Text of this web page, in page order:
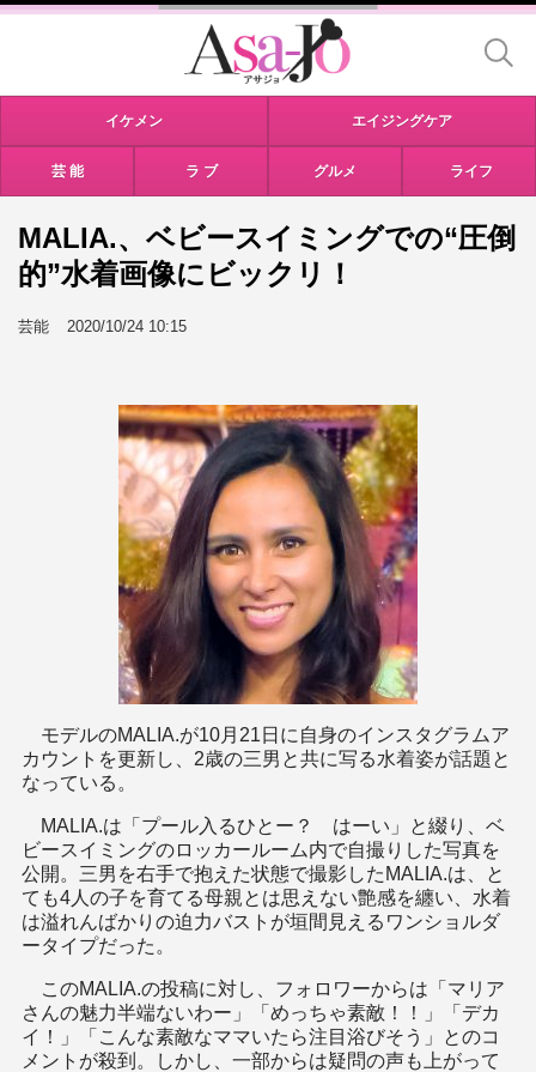
イケメン エイジングケア
芸 能 ラ ブ グルメ ライフ
MALIA.、ベビースイミングでの“圧倒
的”水着画像にビックリ！
芸能 2020/10/24 10:15
モデルのMALIA.が10月21日に自身のインスタグラムア
カウントを更新し、2歳の三男と共に写る水着姿が話題と
なっている。
MALIA.は「プール入るひとー？ はーい」と綴り、ベ
ビースイミングのロッカールーム内で自撮りした写真を
公開。三男を右手で抱えた状態で撮影したMALIA.は、と
ても4人の子を育てる母親とは思えない艶感を纏い、水着
は溢れんばかりの迫力バストが垣間見えるワンショルダ
ータイプだった。
このMALIA.の投稿に対し、フォロワーからは「マリア
さんの魅力半端ないわー」「めっちゃ素敵！！」「デカ
イ！」「こんな素敵なママいたら注目浴びそう」とのコ
メントが殺到。しかし、一部からは疑問の声も上がって